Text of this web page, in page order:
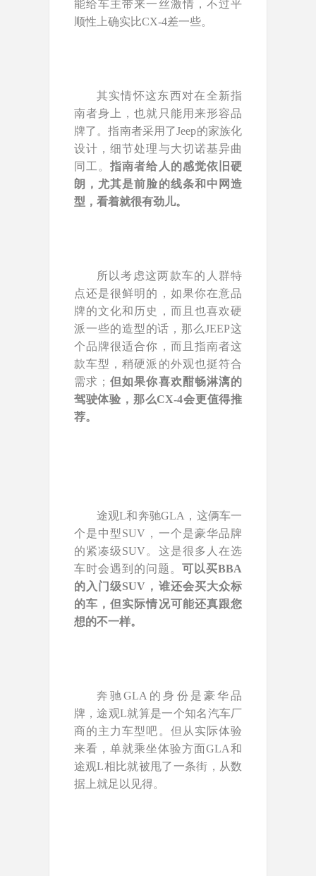
能给车主带来一丝激情，不过平
顺性上确实比CX-4差一些。
其实情怀这东西对在全新指
南者身上，也就只能用来形容品
牌了。指南者采用了Jeep的家族化
设计，细节处理与大切诺基异曲
同工。指南者给人的感觉依旧硬
朗，尤其是前脸的线条和中网造
型，看着就很有劲儿。
所以考虑这两款车的人群特
点还是很鲜明的，如果你在意品
牌的文化和历史，而且也喜欢硬
派一些的造型的话，那么JEEP这
个品牌很适合你，而且指南者这
款车型，稍硬派的外观也挺符合
需求； 但如果你喜欢酣畅淋漓的
驾驶体验，那么CX-4会更值得推
荐。
途观L和奔驰GLA，这俩车一
个是中型SUV，一个是豪华品牌
的紧凑级SUV。这是很多人在选
车时会遇到的问题。可以买BBA
的入门级SUV，谁还会买大众标
的车，但实际情况可能还真跟您
想的不一样。
奔驰GLA的身份是豪华品
牌，途观L就算是一个知名汽车厂
商的主力车型吧。但从实际体验
来看，单就乘坐体验方面GLA和
途观L相比就被甩了一条街，从数
据上就足以见得。